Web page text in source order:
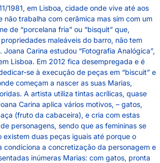
1981, em Lisboa, cidade onde vive até aos
não trabalha com cerâmica mas sim com um
de “porcelana fria” ou “bisquit” que,
maleáveis do barro, não tem
Carina estudou “Fotografia Analógica”,
Lisboa. Em 2012 fica desempregada e é
se à execução de peças em “biscuit” e
começam a nascer as suas Marias,
A artista utiliza tintas acrílicas, quase
Carina aplica vários motivos, – gatos,
(fruto da cabaceira), e cria com estas
personagens, sendo que as femininas se
existem duas peças iguais até porque o
condiciona a concretização da personagem e
inúmeras Marias: com gatos, pronta